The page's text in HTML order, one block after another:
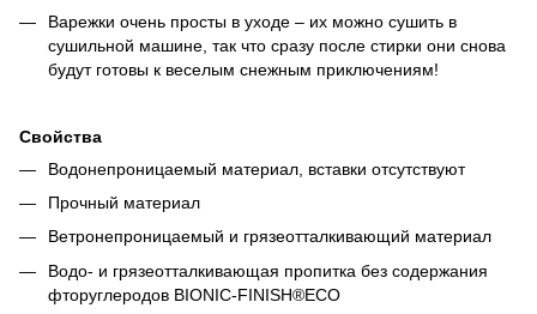
Варежки очень просты в уходе – их можно сушить в
сушильной машине, так что сразу после стирки они снова
будут готовы к веселым снежным приключениям!
Свойства
Водонепроницаемый материал, вставки отсутствуют
Прочный материал
Ветронепроницаемый и грязеотталкивающий материал
Водо- и грязеотталкивающая пропитка без содержания
фторуглеродов BIONIC-FINISH®ECO